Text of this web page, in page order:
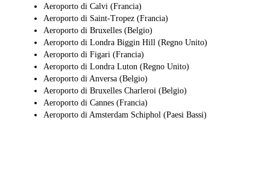
Aeroporto di Calvi (Francia)
Aeroporto di Saint-Tropez (Francia)
Aeroporto di Bruxelles (Belgio)
Aeroporto di Londra Biggin Hill (Regno Unito)
Aeroporto di Figari (Francia)
Aeroporto di Londra Luton (Regno Unito)
Aeroporto di Anversa (Belgio)
Aeroporto di Bruxelles Charleroi (Belgio)
Aeroporto di Cannes (Francia)
Aeroporto di Amsterdam Schiphol (Paesi Bassi)